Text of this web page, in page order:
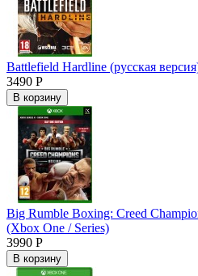
Battlefield Hardline (русская
3490 Р
В корзину
Big Rumble Boxing: Creed
(Xbox One / Series)
3990 Р
В корзину